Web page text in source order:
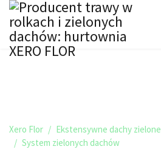
Xero Flor
Ekstensywne dachy zielone
System zielonych dachów